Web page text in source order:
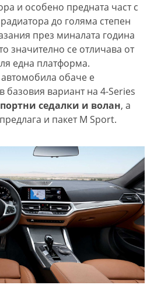
и особено предната част с
до голяма степен
през миналата година
значително се отличава от
една платформа.
обаче е
базовия вариант на 4-Series
седалки и волан, а
и пакет M Sport.